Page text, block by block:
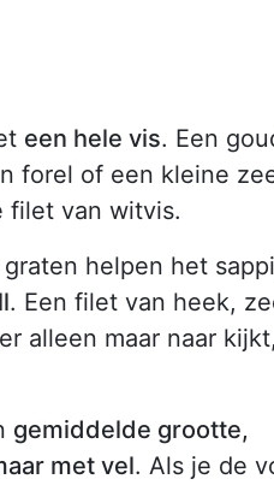
een hele vis. Een
forel of een kleine
filet van witvis.
helpen het
. Een filet van heek,
alleen maar naar
gemiddelde grootte,
met vel. Als je de